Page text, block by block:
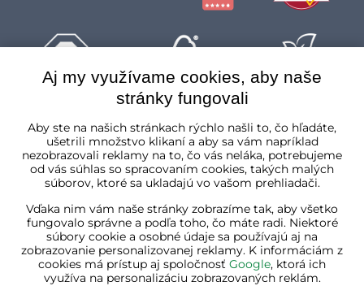
Aj my využívame cookies, aby naše
stránky fungovali
Aby ste na našich stránkach rýchlo našli to, čo hľadáte,
ušetrili množstvo klikaní a aby sa vám napríklad
nezobrazovali reklamy na to, čo vás neláka, potrebujeme
od vás súhlas so spracovaním cookies, takých malých
súborov, ktoré sa ukladajú vo vašom prehliadači.
Vďaka nim vám naše stránky zobrazíme tak, aby všetko
fungovalo správne a podľa toho, čo máte radi. Niektoré
súbory cookie a osobné údaje sa používajú aj na
zobrazovanie personalizovanej reklamy. K informáciám z
cookies má prístup aj spoločnosť Google, ktorá ich
využíva na personalizáciu zobrazovaných reklám.